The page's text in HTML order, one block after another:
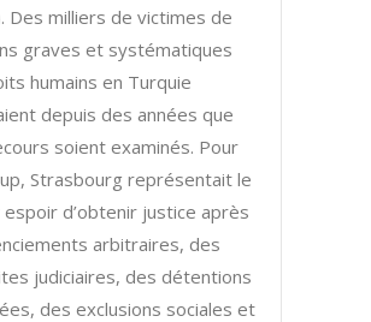
Des milliers de victimes de
graves et systématiques
humains en Turquie
depuis des années que
soient examinés. Pour
Strasbourg représentait le
d’obtenir justice après
arbitraires, des
judiciaires, des détentions
des exclusions sociales et